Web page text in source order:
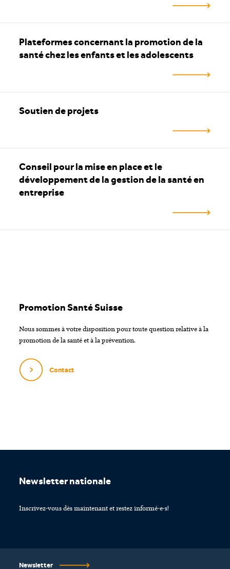
Plateformes concernant la promotion de la
santé chez les enfants et les adolescents
Soutien de projets
Conseil pour la mise en place et le
développement de la gestion de la santé en
entreprise
Promotion Santé Suisse
Nous sommes à votre disposition pour toute question relative à la
promotion de la santé et à la prévention.
Contact
Newsletter nationale
Inscrivez-vous dès maintenant et restez informé-e-s!
Newsletter